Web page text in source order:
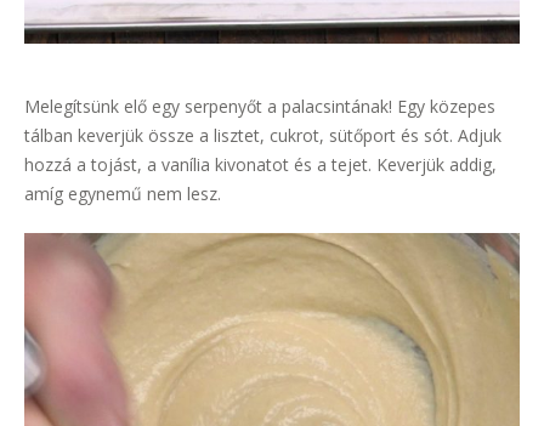
Melegítsünk elő egy serpenyőt a palacsintának! Egy közepes
tálban keverjük össze a lisztet, cukrot, sütőport és sót. Adjuk
hozzá a tojást, a vanília kivonatot és a tejet. Keverjük addig,
amíg egynemű nem lesz.